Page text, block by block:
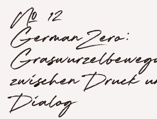
№ 12
GermanZero:
zwischen Druck
Dialog